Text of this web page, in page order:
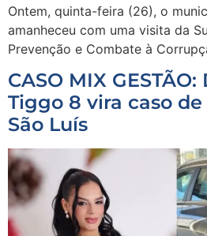
Ontem, quinta-feira (26), o
amanheceu com uma visita da
Prevenção e Combate à
CASO MIX
Tiggo 8 vira caso
São Luís